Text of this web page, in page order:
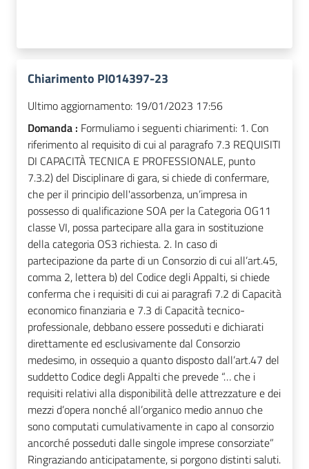
Chiarimento PI014397-23
Ultimo aggiornamento: 19/01/2023 17:56
Domanda : Formuliamo i seguenti chiarimenti: 1. Con
riferimento al requisito di cui al paragrafo 7.3 REQUISITI
DI CAPACITÀ TECNICA E PROFESSIONALE, punto
7.3.2) del Disciplinare di gara, si chiede di confermare,
che per il principio dell'assorbenza, un’impresa in
possesso di qualificazione SOA per la Categoria OG11
classe VI, possa partecipare alla gara in sostituzione
della categoria OS3 richiesta. 2. In caso di
partecipazione da parte di un Consorzio di cui all’art.45,
comma 2, lettera b) del Codice degli Appalti, si chiede
conferma che i requisiti di cui ai paragrafi 7.2 di Capacità
economico finanziaria e 7.3 di Capacità tecnico-
professionale, debbano essere posseduti e dichiarati
direttamente ed esclusivamente dal Consorzio
medesimo, in ossequio a quanto disposto dall’art.47 del
suddetto Codice degli Appalti che prevede “… che i
requisiti relativi alla disponibilità delle attrezzature e dei
mezzi d’opera nonché all’organico medio annuo che
sono computati cumulativamente in capo al consorzio
ancorché posseduti dalle singole imprese consorziate”
Ringraziando anticipatamente, si porgono distinti saluti.